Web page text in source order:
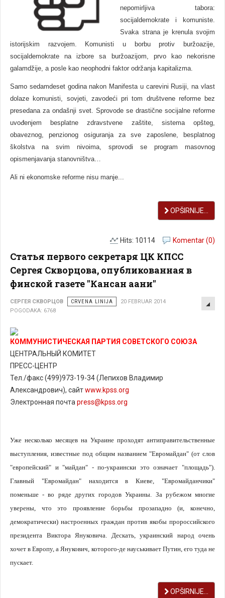
nepomirljiva tabora:
socijaldemokrate i komuniste.
Svaka strana je krenula svojim
istorijskim razvojem. Komunisti u borbu protiv buržoazije,
socijaldemokrate na izbore sa buržoazijom, prvo kao nekorisne
galamdžije, a posle kao neophodni faktor održanja kapitalizma.
Samo sedamdeset godina nakon Manifesta u carevini Rusiji, na vlast
dolaze komunisti, sovjeti, zavodeći pri tom društvene reforme bez
presedana za ondašnji svet. Sprovode se drastične socijalne reforme
uvođenjem besplatne zdravstvene zaštite, sistema opšteg,
obaveznog, penzionog osiguranja za sve zaposlene, besplatnog
školstva na svim nivoima, sprovodi se program masovnog
opismenjavanja stanovništva…
Ali ni ekonomske reforme nisu manje...
OPŠIRNIJE...
Komentar (0)
Hits: 10114
Статья первого секретаря ЦК КПСС
Сергея Скворцова, опубликованная в
финской газете "Кансан аани"
СЕРГЕЯ СКВОРЦОВ CRVENA LINIJA
20 FEBRUAR 2014
POGODAKA: 6768
КОММУНИСТИЧЕСКАЯ ПАРТИЯ СОВЕТСКОГО СОЮЗА
ЦЕНТРАЛЬНЫЙ КОМИТЕТ
ПРЕСС-ЦЕНТР
Тел./факс (499)973-19-34 (Лепихов Владимир
Александрович), сайтwww.kpss.org
Электронная почта press@kpss.org
Уже несколько месяцев на Украине проходят антиправительственные
выступления, известные под общим названием "Евромайдан" (от слов
"европейский" и "майдан" - по-украински это означает "площадь").
Главный "Евромайдан" находится в Киеве, "Евромайданчики"
поменьше - во ряде других городов Украины. За рубежом многие
уверены, что это проявление борьбы прозападно (и, конечно,
демократически) настроенных граждан против якобы пророссийского
президента Виктора Януковича. Дескать, украинский народ очень
хочет в Европу, а Янукович, которого-де науськивает Путин, его туда не
пускает.
OPŠIRNIJE...